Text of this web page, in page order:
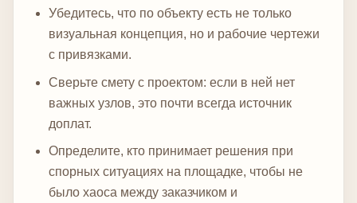
Убедитесь, что по объекту есть не только
визуальная концепция, но и рабочие чертежи
с привязками.
Сверьте смету с проектом: если в ней нет
важных узлов, это почти всегда источник
доплат.
Определите, кто принимает решения при
спорных ситуациях на площадке, чтобы не
было хаоса между заказчиком и